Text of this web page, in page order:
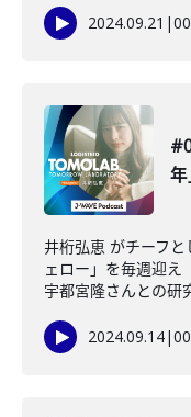
2024.09.21 |
年
井桁弘恵 がチーフ
ェロー」を毎週迎
宇都宮隆さんとの研
2024.09.14|